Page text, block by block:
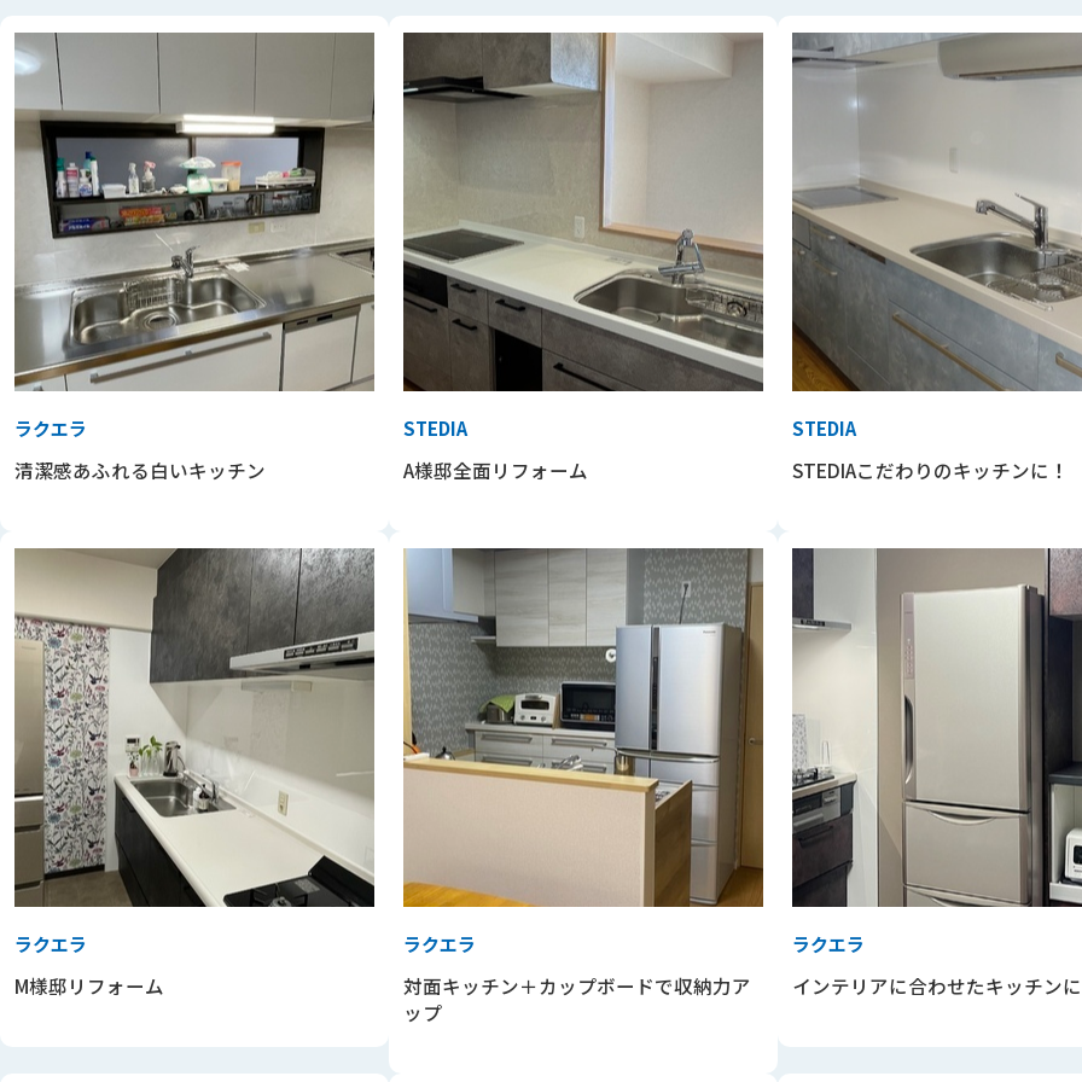
ラクエラ
清潔感あふれる白いキッチン
STEDIA
A様邸全面リフォーム
STEDIA
STEDIAこだわりのキッチンに！
ラクエラ
M様邸リフォーム
ラクエラ
対面キッチン＋カップボードで収納力ア
ップ
ラクエラ
インテリアに合わせたキッチン